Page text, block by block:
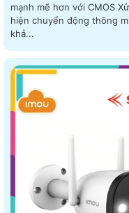
mạnh mẽ hơn với CMOS
hiện chuyển động thông
khả...